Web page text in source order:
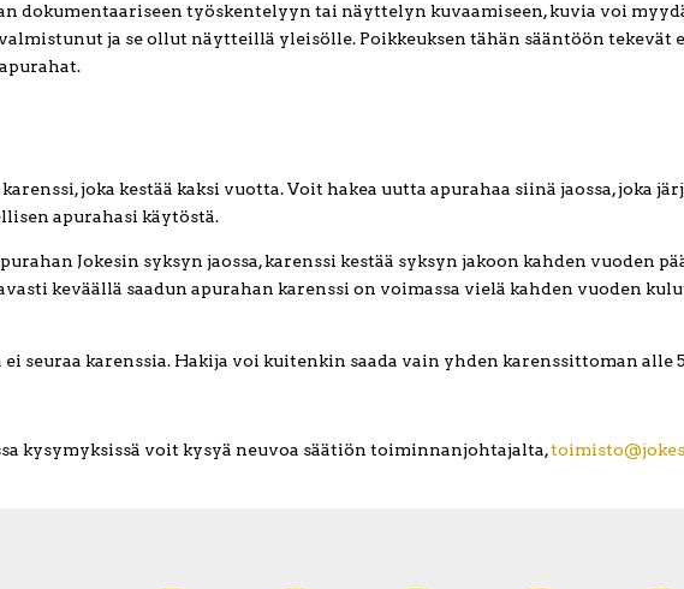
dokumentaariseen työskentelyyn tai näyttelyn kuvaamiseen, kuvia voi
ja se ollut näytteillä yleisölle. Poikkeuksen tähän sääntöön
joka kestää kaksi vuotta. Voit hakea uutta apurahaa siinä jaossa, joka
apurahasi käytöstä.
Jokesin syksyn jaossa, karenssi kestää syksyn jakoon kahden vuoden
keväällä saadun apurahan karenssi on voimassa vielä kahden vuoden
seuraa karenssia. Hakija voi kuitenkin saada vain yhden karenssittoman
kysymyksissä voit kysyä neuvoa säätiön toiminnanjohtajalta,